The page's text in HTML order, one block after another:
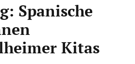
Spanische
Kitas